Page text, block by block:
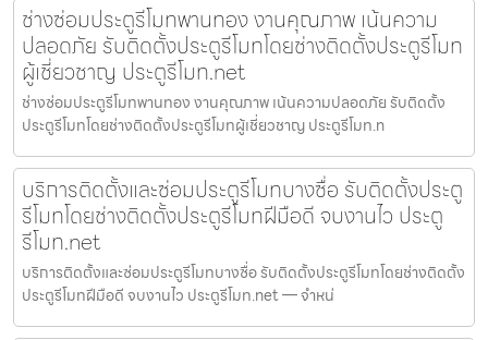
ช่างซ่อมประตูรีโมทพานทอง งานคุณภาพ เน้นความ
ปลอดภัย รับติดตั้งประตูรีโมทโดยช่างติดตั้งประตูรีโมท
ผู้เชี่ยวชาญ ประตูรีโมท.net
ช่างซ่อมประตูรีโมทพานทอง งานคุณภาพ เน้นความปลอดภัย รับติดตั้ง
ประตูรีโมทโดยช่างติดตั้งประตูรีโมทผู้เชี่ยวชาญ ประตูรีโมท.n
บริการติดตั้งและซ่อมประตูรีโมทบางซื่อ รับติดตั้งประตู
รีโมทโดยช่างติดตั้งประตูรีโมทฝีมือดี จบงานไว ประตู
รีโมท.net
บริการติดตั้งและซ่อมประตูรีโมทบางซื่อ รับติดตั้งประตูรีโมทโดยช่างติดตั้ง
ประตูรีโมทฝีมือดี จบงานไว ประตูรีโมท.net — จำหน่